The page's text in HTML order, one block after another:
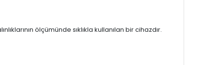
ölçümünde sıklıkla kullanılan bir cihazdır.